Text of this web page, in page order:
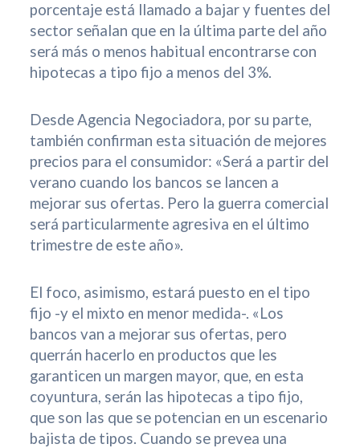
porcentaje está llamado a bajar y fuentes del
sector señalan que en la última parte del año
será más o menos habitual encontrarse con
hipotecas a tipo fijo a menos del 3%.
Desde Agencia Negociadora, por su parte,
también confirman esta situación de mejores
precios para el consumidor: «Será a partir del
verano cuando los bancos se lancen a
mejorar sus ofertas. Pero la guerra comercial
será particularmente agresiva en el último
trimestre de este año».
El foco, asimismo, estará puesto en el tipo
fijo -y el mixto en menor medida-. «Los
bancos van a mejorar sus ofertas, pero
querrán hacerlo en productos que les
garanticen un margen mayor, que, en esta
coyuntura, serán las hipotecas a tipo fijo,
que son las que se potencian en un escenario
bajista de tipos. Cuando se prevea una